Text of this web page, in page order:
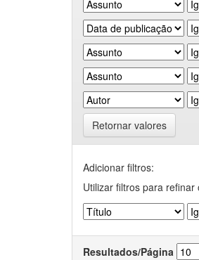
Retornar valores
Adicionar filtros:
Utilizar filtros para
Resultados/Página